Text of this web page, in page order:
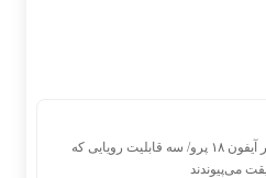
تحول بزرگ در آیفون ۱۸ پرو/ سه قابلیت رویایی که
می‌پیوندند